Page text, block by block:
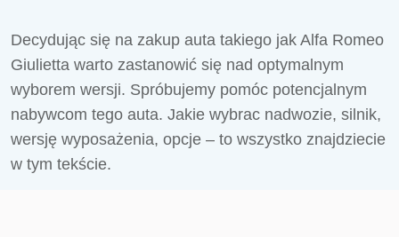
Decydując się na zakup auta takiego jak Alfa Romeo
Giulietta warto zastanowić się nad optymalnym
wyborem wersji. Spróbujemy pomóc potencjalnym
nabywcom tego auta. Jakie wybrac nadwozie, silnik,
wersję wyposażenia, opcje – to wszystko znajdziecie
w tym tekście.